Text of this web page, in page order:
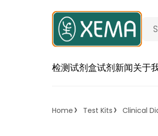
检测试剂盒试剂新闻关于
Home Test Kits Clinical